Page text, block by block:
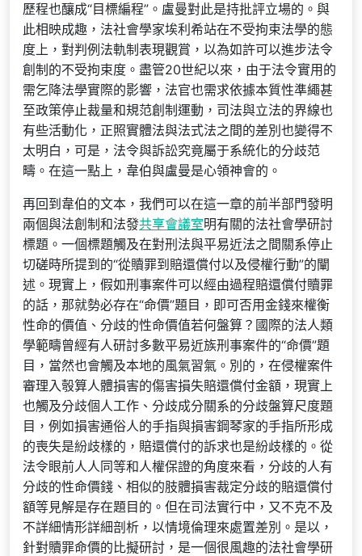
歷程也釀成“目標編程”。盧曼對此是持批評立場的。與
此相映成趣，法社會學家埃利希站在不受拘束法學的態
度上，對判例法軌制表現觀賞，以為如許可以進步法令
創制的不受拘束度。盡管20世紀以來，由于法令實用的
需乞降法學實際的影響，法官也需求依據本質性準繩甚
至政策停止裁量和規范創制運動，司法與立法的界線也
有些活動化，正照實體法與法式法之間的差別也變得不
太明白，可是，法令與訴訟究竟屬于系統化的分歧范
疇。在這一點上，韋伯與盧曼是心領神會的。
再回到韋伯的文本，我們可以在這一章的前半部門發明
兩個與法創制和法發共享會議室明有關的法社會學研討
標題。一個標題觸及在對刑法與平易近法之間關系停止
切磋時所提到的“從贖罪到賠還償付以及侵權行動”的闡
述。現實上，假如刑事案件可以經由過程賠還償付贖罪
的話，那就勢必存在“命價”題目，即可否用金錢來權衡
性命的價值、分歧的性命價值若何盤算？國際的法人類
學範疇曾經有人研討多數平易近族刑事案件的“命價”題
目，當然也會觸及本地的風氣習氣。別的，在侵權案件
審理入彀算人體損害的傷害損失賠還償付金額，現實上
也觸及分歧個人工作、分歧成分關系的分歧盤算尺度題
目，例如損害通俗人的手指與損害鋼琴家的手指所形成
的喪失是紛歧樣的，賠還償付的訴求也是紛歧樣的。從
法令眼前人人同等和人權保證的角度來看，分歧的人有
分歧的性命價錢、相似的肢體損害裁定分歧的賠還償付
額等見解是存在題目的。但在司法實行中，又不克不及
不詳細情形詳細剖析，以情境倫理來處置差別。是以，
針對贖罪命價的比擬研討，是一個很風趣的法社會學研